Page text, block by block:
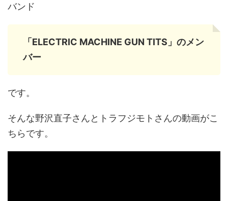
バンド
「ELECTRIC MACHINE GUN TITS」のメン
バー
です。
そんな野沢直子さんとトラフジモトさんの動画がこ
ちらです。